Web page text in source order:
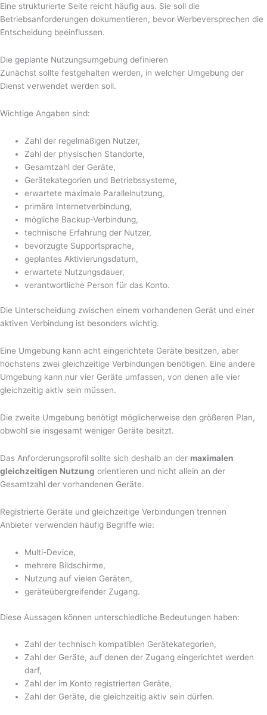
Eine strukturierte Seite reicht häufig aus. Sie soll die
Betriebsanforderungen dokumentieren, bevor Werbeversprechen die
Entscheidung beeinflussen.
Die geplante Nutzungsumgebung definieren
Zunächst sollte festgehalten werden, in welcher Umgebung der
Dienst verwendet werden soll.
Wichtige Angaben sind:
Zahl der regelmäßigen Nutzer,
Zahl der physischen Standorte,
Gesamtzahl der Geräte,
Gerätekategorien und Betriebssysteme,
erwartete maximale Parallelnutzung,
primäre Internetverbindung,
mögliche Backup-Verbindung,
technische Erfahrung der Nutzer,
bevorzugte Supportsprache,
geplantes Aktivierungsdatum,
erwartete Nutzungsdauer,
verantwortliche Person für das Konto.
Die Unterscheidung zwischen einem vorhandenen Gerät und einer
aktiven Verbindung ist besonders wichtig.
Eine Umgebung kann acht eingerichtete Geräte besitzen, aber
höchstens zwei gleichzeitige Verbindungen benötigen. Eine andere
Umgebung kann nur vier Geräte umfassen, von denen alle vier
gleichzeitig aktiv sein müssen.
Die zweite Umgebung benötigt möglicherweise den größeren Plan,
obwohl sie insgesamt weniger Geräte besitzt.
Das Anforderungsprofil sollte sich deshalb an der maximalen
gleichzeitigen Nutzung orientieren und nicht allein an der
Gesamtzahl der vorhandenen Geräte.
Registrierte Geräte und gleichzeitige Verbindungen trennen
Anbieter verwenden häufig Begriffe wie:
Multi-Device,
mehrere Bildschirme,
Nutzung auf vielen Geräten,
geräteübergreifender Zugang.
Diese Aussagen können unterschiedliche Bedeutungen haben:
Zahl der technisch kompatiblen Gerätekategorien,
Zahl der Geräte, auf denen der Zugang eingerichtet werden
darf,
Zahl der im Konto registrierten Geräte,
Zahl der Geräte, die gleichzeitig aktiv sein dürfen.